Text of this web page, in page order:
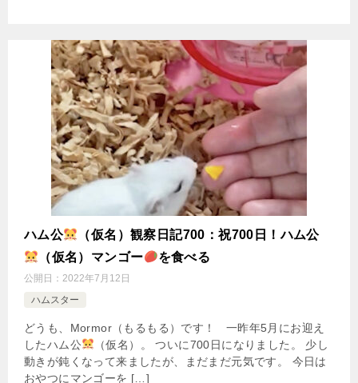
ハム公
（仮名）観察日記700：祝700日！ハム公
（仮名）マンゴー
を食べる
公開日： 2022年7月12日
ハムスター
どうも、Mormor（もるもる）です！ 一昨年5月にお迎え
したハム公
（仮名）。 ついに700日になりました。 少し
動きが鈍くなって来ましたが、まだまだ元気です。 今日は
おやつにマンゴーを […]